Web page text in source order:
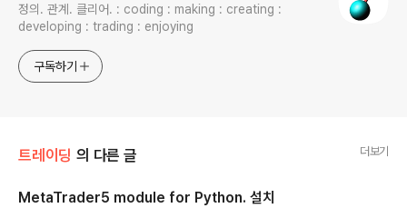
정의. 관계. 클리어. : coding : making : creating :
developing : trading : enjoying
구독하기
트레이딩 의 다른 글 더보기
MetaTrader5 module for Python. 설치